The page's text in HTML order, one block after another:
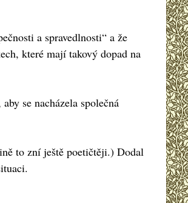
a spravedlnosti“ a že
které mají takový dopad na
se nacházela společná
to zní ještě poetičtěji.) Dodal